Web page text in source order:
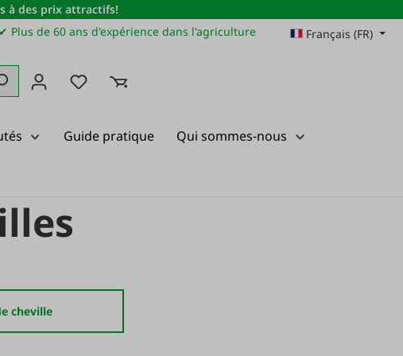
à des prix attractifs!
✔ Plus de 60 ans d'expérience dans l'agriculture Français (FR)
Vous avez 0 articles dans votre liste de souhaits
Guide pratique Qui sommes-nous
cheville